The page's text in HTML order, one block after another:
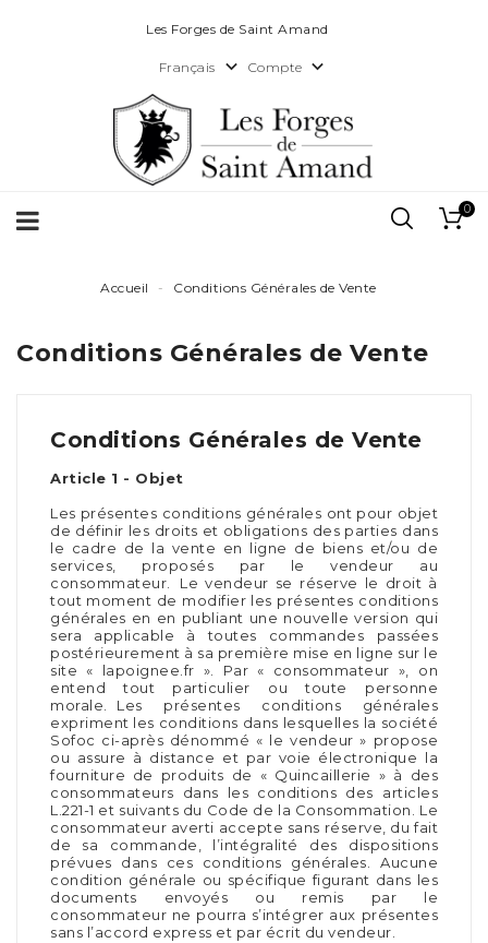
Les Forges de Saint Amand
Français  Compte 
0
Accueil Conditions Générales de Vente
Conditions Générales de Vente
Conditions Générales de Vente
Article 1 - Objet
Les présentes conditions générales ont pour objet
de définir les droits et obligations des parties dans
le cadre de la vente en ligne de biens et/ou de
services, proposés par le vendeur au
consommateur. Le vendeur se réserve le droit à
tout moment de modifier les présentes conditions
générales en en publiant une nouvelle version qui
sera applicable à toutes commandes passées
postérieurement à sa première mise en ligne sur le
site « lapoignee.fr ». Par « consommateur », on
entend tout particulier ou toute personne
morale. Les présentes conditions générales
expriment les conditions dans lesquelles la société
Sofoc ci-après dénommé « le vendeur » propose
ou assure à distance et par voie électronique la
fourniture de produits de « Quincaillerie » à des
consommateurs dans les conditions des articles
L.221-1 et suivants du Code de la Consommation. Le
consommateur averti accepte sans réserve, du fait
de sa commande, l’intégralité des dispositions
prévues dans ces conditions générales. Aucune
condition générale ou spécifique figurant dans les
documents envoyés ou remis par le
consommateur ne pourra s’intégrer aux présentes
sans l’accord express et par écrit du vendeur.